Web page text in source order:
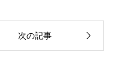
次の記事